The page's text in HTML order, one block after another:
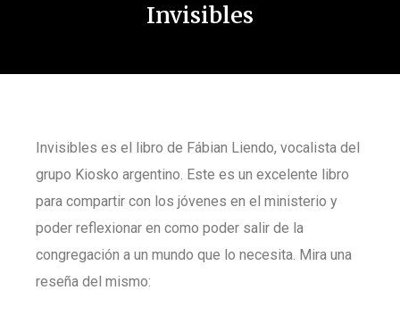
Invisibles
Invisibles es el libro de Fábian Liendo, vocalista del
grupo Kiosko argentino. Este es un excelente libro
para compartir con los jóvenes en el ministerio y
poder reflexionar en como poder salir de la
congregación a un mundo que lo necesita. Mira una
reseña del mismo: